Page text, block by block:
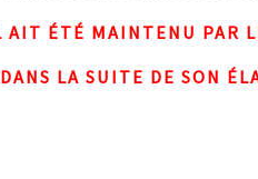
AIT ÉTÉ MAINTENU PAR
LA SUITE DE SON